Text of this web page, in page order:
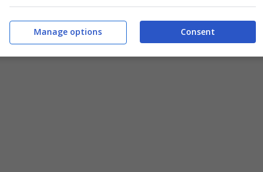
altro talento fatto fuori
Consent
Manage options